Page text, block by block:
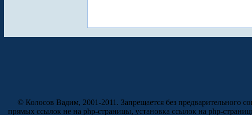
© Колосов Вадим, 2001-2011. Запрещается без предварительного
прямых ссылок не на php-страницы, установка ссылок на php-